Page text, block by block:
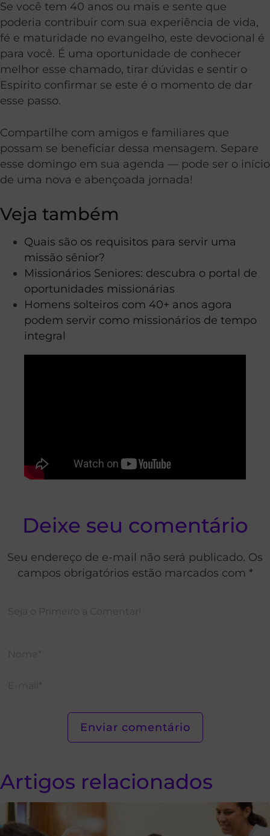
Se você tem 40 anos ou mais e sente que
poderia contribuir com sua experiência de vida,
fé e maturidade no evangelho, este devocional é
para você. É uma oportunidade de conhecer
melhor esse chamado, tirar dúvidas e sentir o
Espírito confirmar se este é o momento de dar
esse passo.
Compartilhe com amigos e familiares que
possam se beneficiar dessa mensagem. Separe
esse domingo em sua agenda — pode ser o início
de uma nova e abençoada jornada!
Veja também
Quais são os requisitos para servir uma
missão sênior?
Missionários Seniores: descubra o portal de
oportunidades missionárias
Homens solteiros com 40+ anos agora
podem servir como missionários de tempo
integral
Deixe seu comentário
Seu endereço de e-mail não será publicado. Os
campos obrigatórios estão marcados com *
Artigos relacionados